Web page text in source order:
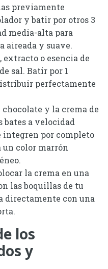
previamente
y batir por otros 3
media-alta para
aireada y suave.
extracto o esencia de
sal. Batir por 1
perfectamente
y la crema de
a velocidad
integren por completo
un color marrón
la crema en una
las boquillas de tu
directamente con una
los
y